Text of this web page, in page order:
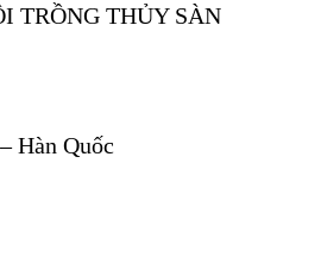
TRỒNG THỦY SÀN
Hàn Quốc